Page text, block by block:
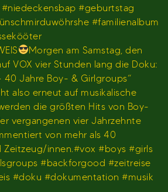
#geburtstag
#familienalbum
Morgen am Samstag, den
VOX vier Stunden lang die Doku:
40 Jahre Boy- & Girlgroups“
also erneut auf musikalische
die größten Hits von Boy-
vergangenen vier Jahrzehnte
von mehr als 40
Zeitzeug/innen.#vox #boys #girls
#backforgood #zeitreise
#doku #dokumentation #musik